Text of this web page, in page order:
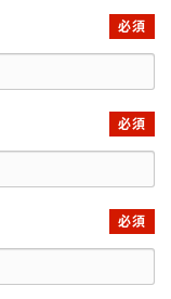
必須
必須
必須